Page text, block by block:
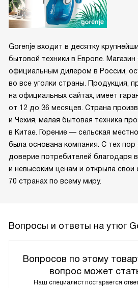
Gorenje входит в десятку
бытовой техники в Европе. Магазин
официальным дилером в России,
во все уголки страны. Продукция,
на официальных сайтах, имеет
от 12 до 36 месяцев. Страна
и Чехия, малая бытовая техника
в Китае. Горение — сельская
была основана компания. С тех пор
доверие потребителей благодаря
и невысоким ценам и открыла свои
70 странах по всему миру.
Вопросы и ответы на утюг
Вопросов по этому
вопрос может
Наш специалист постарается